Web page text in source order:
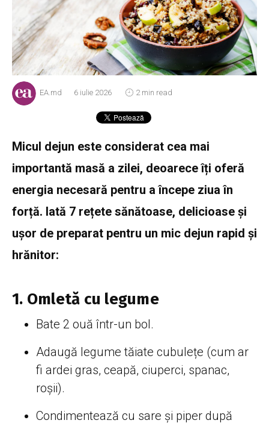
EA.md 6 iulie 2026 2 min read
Micul dejun este considerat cea mai
importantă masă a zilei, deoarece îți oferă
energia necesară pentru a începe ziua în
forță. Iată 7 rețete sănătoase, delicioase și
ușor de preparat pentru un mic dejun rapid și
hrănitor:
1. Omletă cu legume
Bate 2 ouă într-un bol.
Adaugă legume tăiate cubulețe (cum ar
fi ardei gras, ceapă, ciuperci, spanac,
roșii).
Condimentează cu sare și piper după